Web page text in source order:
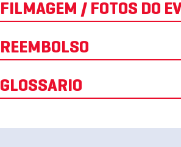
FILMAGEM / FOTOS
REEMBOLSO
GLOSSARIO